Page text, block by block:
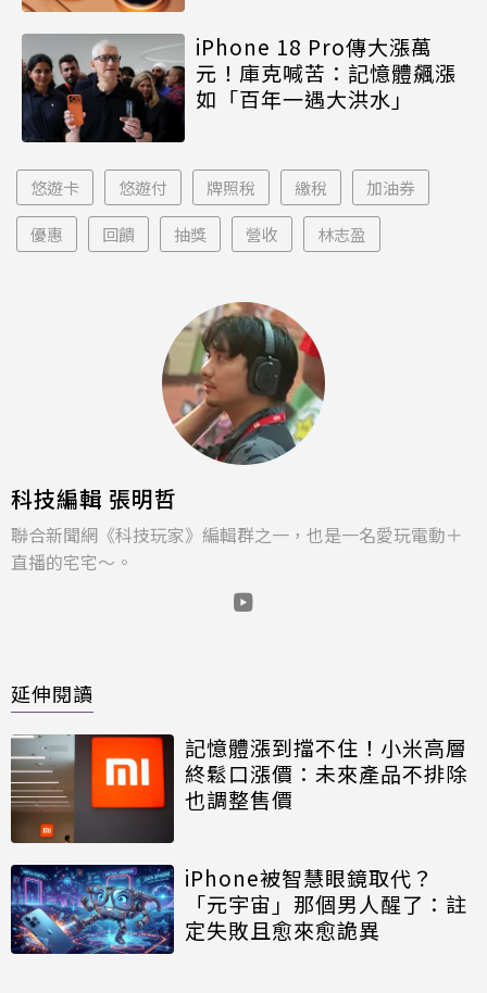
iPhone 18 Pro傳大漲萬
元！庫克喊苦：記憶體飆漲
如「百年一遇大洪水」
悠遊卡 悠遊付 牌照稅 繳稅 加油券
優惠 回饋 抽獎 營收 林志盈
科技編輯 張明哲
聯合新聞網《科技玩家》編輯群之一，也是一名愛玩電動＋
直播的宅宅～。
延伸閱讀
記憶體漲到擋不住！小米高層
終鬆口漲價：未來產品不排除
也調整售價
iPhone被智慧眼鏡取代？
「元宇宙」那個男人醒了：註
定失敗且愈來愈詭異